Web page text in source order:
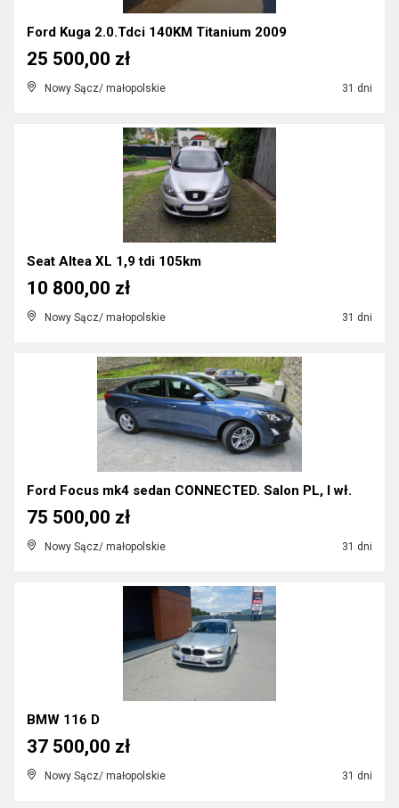
Ford Kuga 2.0.Tdci 140KM Titanium 2009
Nowy Sącz/ małopolskie 31 dni
25 500,00 zł
Seat Altea XL 1,9 tdi 105km
Nowy Sącz/ małopolskie 31 dni
10 800,00 zł
Ford Focus mk4 sedan CONNECTED. Salon PL, I wł.
Nowy Sącz/ małopolskie 31 dni
75 500,00 zł
BMW 116 D
Nowy Sącz/ małopolskie 31 dni
37 500,00 zł